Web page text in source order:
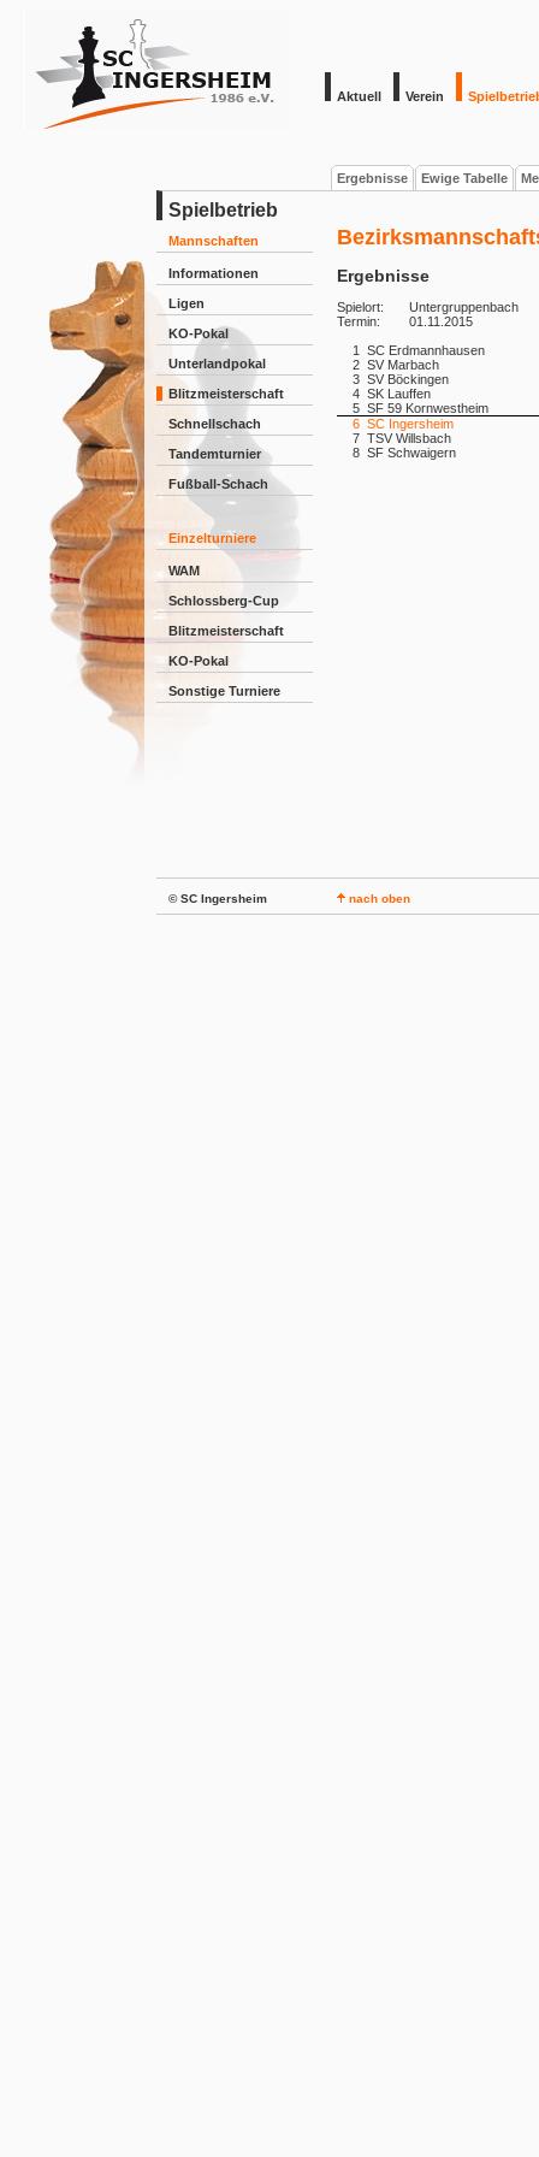
Aktuell Verein
Ergebnisse Ewige Tabelle
Spielbetrieb
Mannschaften
Informationen
Ligen
KO-Pokal
Unterlandpokal
Blitzmeisterschaft
Schnellschach
Tandemturnier
Fußball-Schach
Einzelturniere
WAM
Schlossberg-Cup
Blitzmeisterschaft
KO-Pokal
Sonstige Turniere
Ergebnisse
Spielort:
Untergruppenbach
Termin:
01.11.2015
1
SC Erdmannhausen
2 SV Marbach
3 SV Böckingen
4 SK Lauffen
5 SF 59 Kornwestheim
6 SC Ingersheim
7 TSV Willsbach
8 SF Schwaigern
© SC Ingersheim nach oben